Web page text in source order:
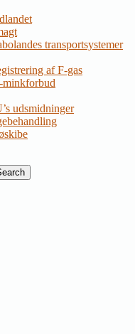
transportsystemer
af F-gas
minkforbud
udsmidninger